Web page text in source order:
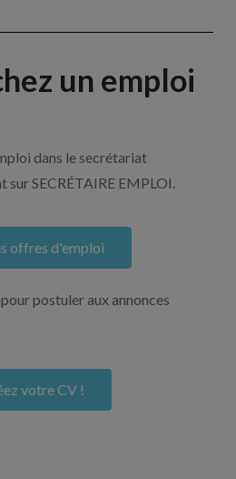
un emploi
dans le secrétariat
SECRÉTAIRE EMPLOI.
offres d'emploi
postuler aux annonces
votre CV !